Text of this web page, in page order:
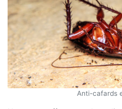
Anti-cafards